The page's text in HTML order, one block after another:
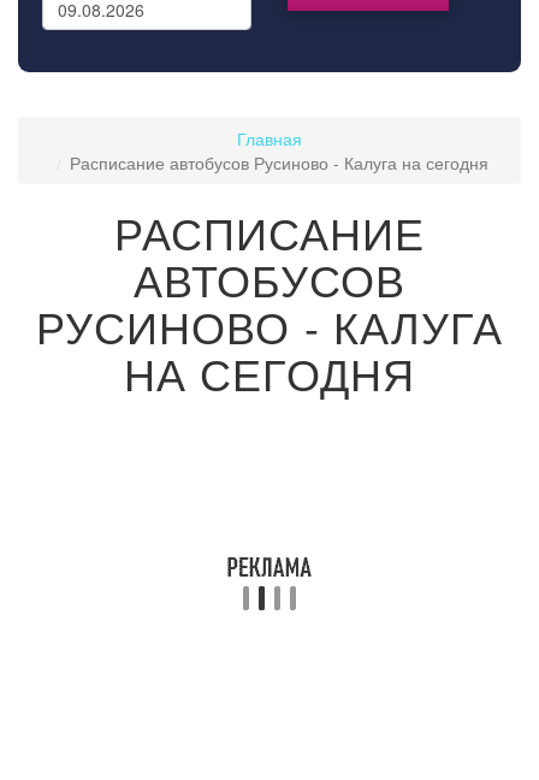
Главная
Расписание автобусов Русиново - Калуга на сегодня
РАСПИСАНИЕ
АВТОБУСОВ
РУСИНОВО - КАЛУГА
НА СЕГОДНЯ